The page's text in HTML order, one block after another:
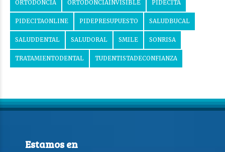
ORTODONCIA ORTODONCIAINVISIBLE PIDECITA
PIDECITAONLINE PIDEPRESUPUESTO SALUDBUCAL
SALUDDENTAL SALUDORAL SMILE SONRISA
TRATAMIENTODENTAL TUDENTISTADECONFIANZA
Estamos en